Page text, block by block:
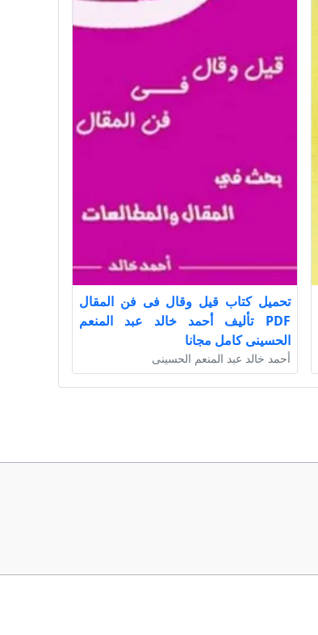
تحميل كتاب قيل وقال فى فن المقال
PDF تأليف أحمد خالد عبد المنعم
الحسينى كامل مجانا
أحمد خالد عبد المنعم الحسينى